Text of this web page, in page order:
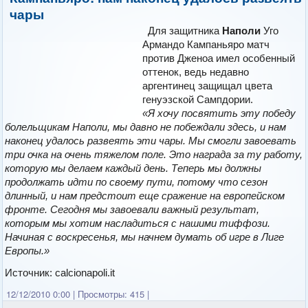
чары
Для защитника Наполи Уго
Армандо Кампаньяро матч
против Дженоа имел особенный
оттенок, ведь недавно
аргентинец защищал цвета
генуэзской Сампдории.
«Я хочу посвятить эту победу
болельщикам Наполи, мы давно не побеждали здесь, и нам
наконец удалось развеять эти чары. Мы смогли завоевать
три очка на очень тяжелом поле. Это награда за ту работу,
которую мы делаем каждый день. Теперь мы должны
продолжать идти по своему пути, потому что сезон
длинный, и нам предстоит еще сражение на европейском
фронте. Сегодня мы завоевали важный результат,
которым мы хотим насладиться с нашими тиффози.
Начиная с воскресенья, мы начнем думать об игре в Лиге
Европы.»
Источник: calcionapoli.it
12/12/2010 0:00 | Просмотры: 415 |